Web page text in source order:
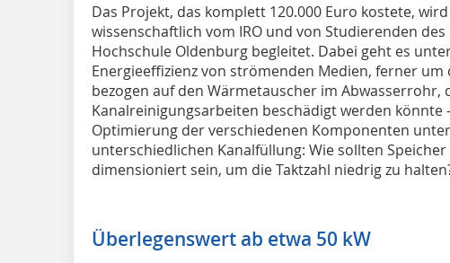
Das Projekt, das komplett 120.000 Euro kostete,
wissenschaftlich vom IRO und von Studierenden
Hochschule Oldenburg begleitet. Dabei geht es
Energieeffizienz von strömenden Medien, ferner
bezogen auf den Wärmetauscher im Abwasserrohr,
Kanalreinigungsarbeiten beschädigt werden könnte
Optimierung der verschiedenen Komponenten
unterschiedlichen Kanalfüllung: Wie sollten
dimensioniert sein, um die Taktzahl niedrig zu
Überlegenswert ab etwa 50 kW